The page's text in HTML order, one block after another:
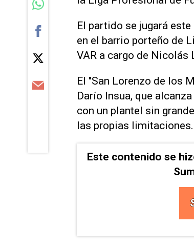
El partido se jugará
en el barrio porteño de
VAR a cargo de
El "San Lorenzo de los
Darío Insua, que
con un plantel sin
las propias limitaciones.
Este contenido se